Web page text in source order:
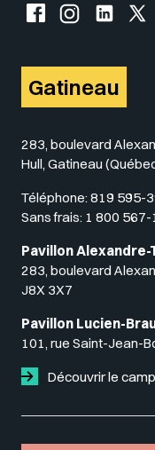
Facebook de l'UQO
Instagram
Gatineau
283, boulevard
Hull, Gatineau
Téléphone: 819 595-
Sans frais: 1 800
Pavillon Alexandre-
283, boulevard
J8X 3X7
Pavillon Lucien-
101, rue Saint-Jean-
Découvrir le